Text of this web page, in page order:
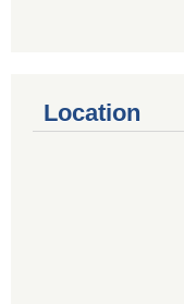
Location